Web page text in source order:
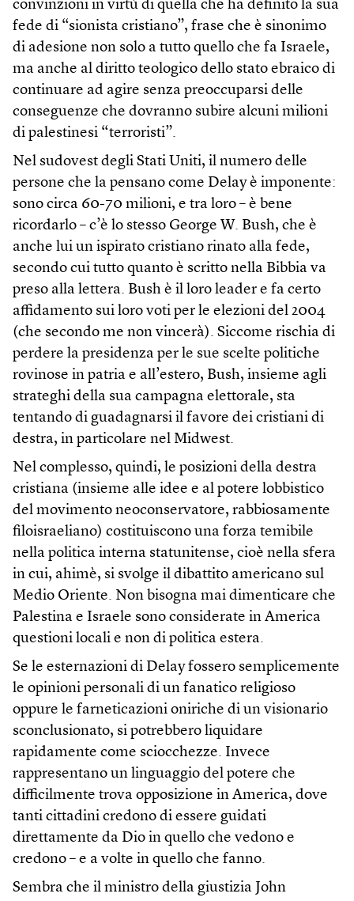
convinzioni in virtù di quella che ha definito la sua
fede di “sionista cristiano”, frase che è sinonimo
di adesione non solo a tutto quello che fa Israele,
ma anche al diritto teologico dello stato ebraico di
continuare ad agire senza preoccuparsi delle
conseguenze che dovranno subire alcuni milioni
di palestinesi “terroristi”.
Nel sudovest degli Stati Uniti, il numero delle
persone che la pensano come Delay è imponente:
sono circa 60-70 milioni, e tra loro – è bene
ricordarlo – c’è lo stesso George W. Bush, che è
anche lui un ispirato cristiano rinato alla fede,
secondo cui tutto quanto è scritto nella Bibbia va
preso alla lettera. Bush è il loro leader e fa certo
affidamento sui loro voti per le elezioni del 2004
(che secondo me non vincerà). Siccome rischia di
perdere la presidenza per le sue scelte politiche
rovinose in patria e all’estero, Bush, insieme agli
strateghi della sua campagna elettorale, sta
tentando di guadagnarsi il favore dei cristiani di
destra, in particolare nel Midwest.
Nel complesso, quindi, le posizioni della destra
cristiana (insieme alle idee e al potere lobbistico
del movimento neoconservatore, rabbiosamente
filoisraeliano) costituiscono una forza temibile
nella politica interna statunitense, cioè nella sfera
in cui, ahimè, si svolge il dibattito americano sul
Medio Oriente. Non bisogna mai dimenticare che
Palestina e Israele sono considerate in America
questioni locali e non di politica estera.
Se le esternazioni di Delay fossero semplicemente
le opinioni personali di un fanatico religioso
oppure le farneticazioni oniriche di un visionario
sconclusionato, si potrebbero liquidare
rapidamente come sciocchezze. Invece
rappresentano un linguaggio del potere che
difficilmente trova opposizione in America, dove
tanti cittadini credono di essere guidati
direttamente da Dio in quello che vedono e
credono – e a volte in quello che fanno.
Sembra che il ministro della giustizia John